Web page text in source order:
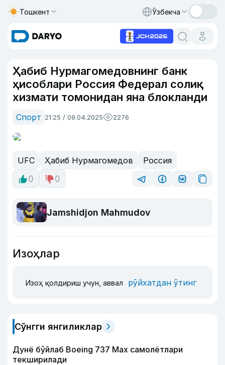
Тошкент Ўзбекча
Ҳабиб Нурмагомедовнинг банк
ҳисоблари Россия Федерал солиқ
хизмати томонидан яна блокланди
Спорт 21:25 / 09.04.2025 2276
UFC Ҳабиб Нурмагомедов
Россия
0
0
Jamshidjon Mahmudov
Изоҳлар
Изоҳ қолдириш учун, аввал рўйхатдан ўтинг
Сўнгги янгиликлар
Дунё бўйлаб Boeing 737 Мах самолётлари
текширилади